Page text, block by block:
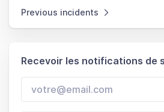
Previous incidents
Recevoir les notifications de